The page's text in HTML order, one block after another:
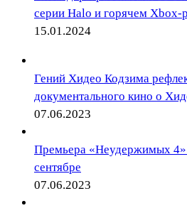
серии Halo и горячем Xbox-
15.01.2024
Гений Хидео Кодзима
документального кино о
07.06.2023
Премьера «Неудержимых 4»
сентябре
07.06.2023